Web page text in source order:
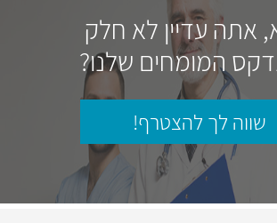
אתה עדיין לא חלק
המומחים שלנו?
שווה לך להצטרף!